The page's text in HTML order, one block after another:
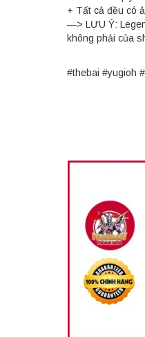
+ Tất cả đều có
—> LƯU Ý:
không phải của
#thebai #yugioh